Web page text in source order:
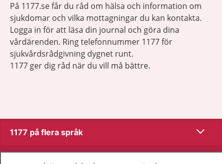
På 1177.se får du råd om hälsa och information om
sjukdomar och vilka mottagningar du kan kontakta.
Logga in för att läsa din journal och göra dina
vårdärenden. Ring telefonnummer 1177 för
sjukvårdsrådgivning dygnet runt.
1177 ger dig råd när du vill må bättre.
1177 på flera språk Visa
Visa